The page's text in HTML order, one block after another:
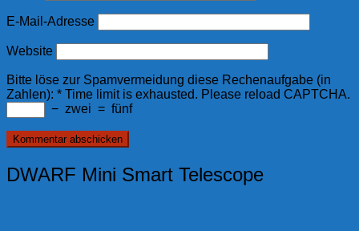
E-Mail-Adresse
Website
Bitte löse zur Spamvermeidung diese Rechenaufgabe (in
Zahlen): * Time limit is exhausted. Please reload CAPTCHA.
− zwei = fünf
DWARF Mini Smart Telescope